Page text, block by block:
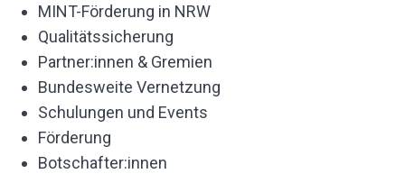
MINT-Förderung in NRW
Qualitätssicherung
Partner:innen & Gremien
Bundesweite Vernetzung
Schulungen und Events
Förderung
Botschafter:innen